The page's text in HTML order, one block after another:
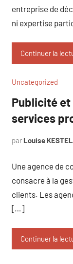
entreprise de
ni expertise
Continuer la
Uncategorized
Publicité
services
par Louise KESTEL
Une agence de
consacre à la
clients. Les
[…]
Continuer la